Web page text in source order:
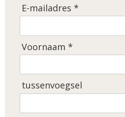
E-mailadres *
Voornaam *
tussenvoegsel